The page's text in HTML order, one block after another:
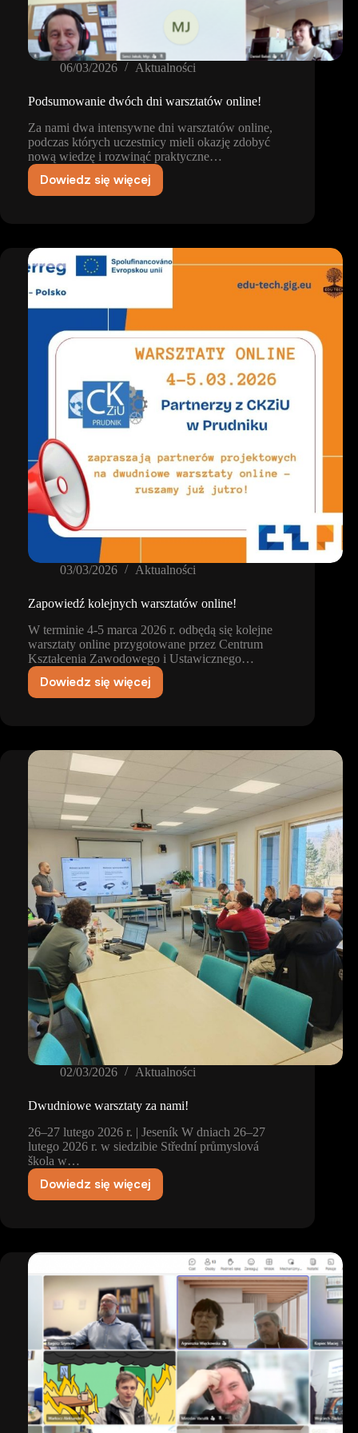
06/03/2026 Aktualności
Podsumowanie dwóch dni warsztatów online!
Za nami dwa intensywne dni warsztatów online,
podczas których uczestnicy mieli okazję zdobyć
nową wiedzę i rozwinąć praktyczne…
Dowiedz się więcej
Podsumowanie
online!
03/03/2026 Aktualności
Zapowiedź kolejnych warsztatów online!
W terminie 4-5 marca 2026 r. odbędą się kolejne
warsztaty online przygotowane przez Centrum
Kształcenia Zawodowego i Ustawicznego…
Dowiedz się więcej
Zapowiedź
02/03/2026 Aktualności
Dwudniowe warsztaty za nami!
26–27 lutego 2026 r. | Jeseník W dniach 26–27
lutego 2026 r. w siedzibie Střední průmyslová
škola w…
Dowiedz się więcej
Dwudniowe